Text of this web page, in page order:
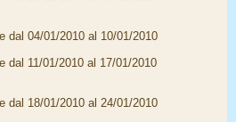
dal 04/01/2010 al 10/01/2010
dal 11/01/2010 al 17/01/2010
dal 18/01/2010 al 24/01/2010